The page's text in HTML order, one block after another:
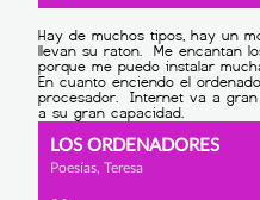
LOS ORDENADORES
Poesías, Teresa